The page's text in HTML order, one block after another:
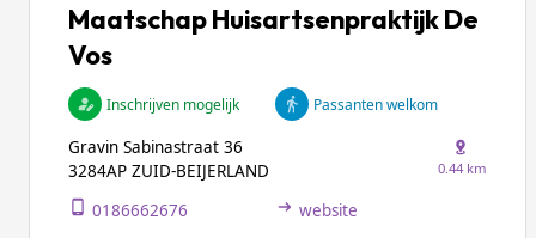
Maatschap Huisartsenpraktijk De
Vos
Inschrijven mogelijk Passanten welkom
Gravin Sabinastraat 36
3284AP ZUID-BEIJERLAND
0.44 km
0186662676 website